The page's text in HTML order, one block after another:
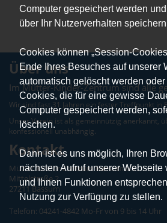
Computer gespeichert werden
über Ihr Nutzerverhalten
Cookies können „Session-
Ende Ihres Besuches auf unserer
automatisch gelöscht werden
Cookies, die für eine gewisse
Computer gespeichert werden,
löschen.
Dann ist es uns möglich, Ihren
nächsten Aufruf unserer Webseite
und Ihnen Funktionen
Nutzung zur Verfügung zu stellen.
Über uns
Im Mütter-Kinder-Zentrum sind alle
Wir sind fast 31 Jahren ein fester Treffpunkt in
Unser Verein ist als gemeinnützig anerkannt,
konfessionell unabhängig.
Kontakt
Mütter-Kinder-Zentrum Bassum e.V.
Mittelstraße 2
27211 Bassum
Telefon: 04241-4842 Mo-Fr von 9 bis 14 Uhr